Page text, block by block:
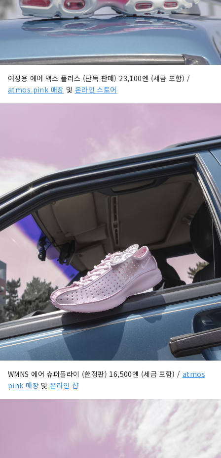
여성용 에어 맥스 플러스 (단독 판매) 23,100엔 (세금 포함) /
atmos pink 매장 및 온라인 스토어
WMNS 에어 슈퍼플라이 (한정판) 16,500엔 (세금 포함) / atmos
pink 매장 및온라인 샵